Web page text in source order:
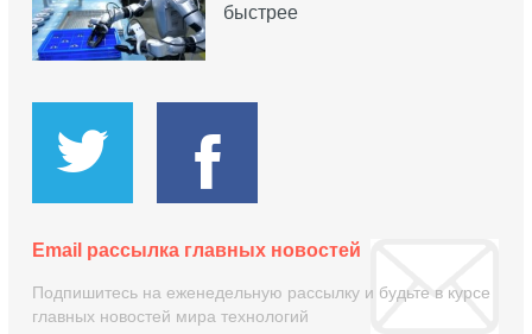
быстрее
Email рассылка главных новостей
Подпишитесь на еженедельную рассылку и будьте в курсе
главных новостей мира технологий